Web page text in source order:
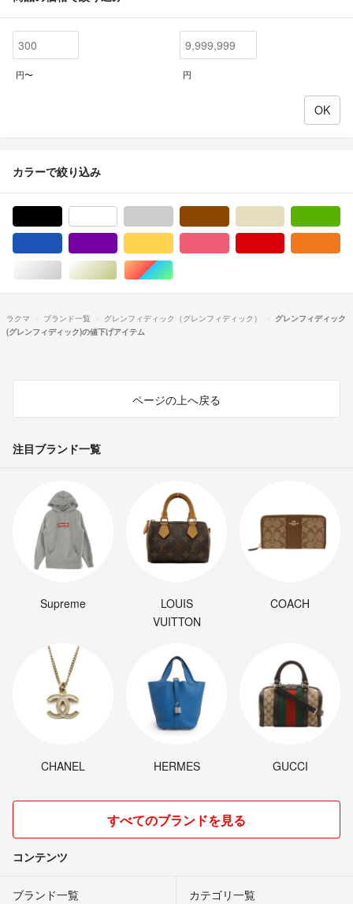
円〜 円
カラーで絞り込み
シルバー/銀色系ゴールド/金色系マルチカラー
ラクマ ブランド一覧 グレンフィディック（グレンフィディック）
グレンフィディック
(グレンフィディック)の値下げアイテム
ページの上へ戻る
注目ブランド一覧
Supreme
LOUIS
VUITTON
COACH
CHANEL HERMES GUCCI
すべてのブランドを見る
コンテンツ
ブランド一覧 カテゴリ一覧